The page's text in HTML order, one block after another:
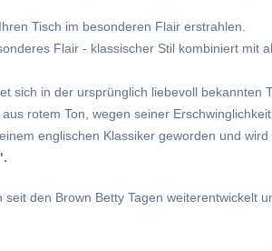
Tisch im besonderen Flair erstrahlen.
Flair - klassischer Stil kombiniert mit
sich in der ursprünglich liebevoll bekannten
rotem Ton, wegen seiner
englischen Klassiker geworden und
seit den Brown Betty Tagen weiterentwickelt